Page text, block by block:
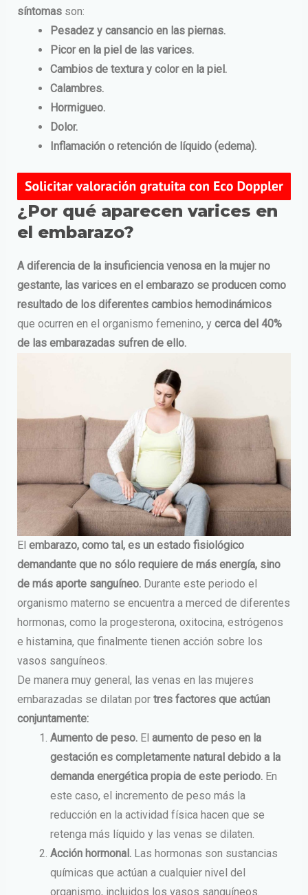
síntomasson:
Pesadez y cansancio en las piernas.
Picor en la piel de las varices.
Cambios de textura y color en la piel.
Calambres.
Hormigueo.
Dolor.
Inflamación o retención de líquido (edema).
¿Por qué aparecen varices en
el embarazo?
A diferencia de la insuficiencia venosa en la mujer no
gestante, las varices en el embarazo se producen como
resultado de los diferentes cambios hemodinámicos
que ocurren en el organismo femenino, y cerca del 40%
de las embarazadas sufren de ello.
El embarazo, como tal, es un estado fisiológico
demandante que no sólo requiere de más energía, sino
de más aporte sanguíneo.Durante este periodo el
organismo materno se encuentra a merced de diferentes
hormonas, como la progesterona, oxitocina, estrógenos
e histamina, que finalmente tienen acción sobre los
vasos sanguíneos.
De manera muy general, las venas en las mujeres
embarazadas se dilatan portres factores que actúan
conjuntamente:
Aumento de peso.El aumento de peso en la
gestación es completamente natural debido a la
demanda energética propia de este periodo.En
este caso, el incremento de peso más la
reducción en la actividad física hacen que se
retenga más líquido y las venas se dilaten.
Acción hormonal.Las hormonas son sustancias
químicas que actúan a cualquier nivel del
organismo, incluidos los vasos sanguíneos.